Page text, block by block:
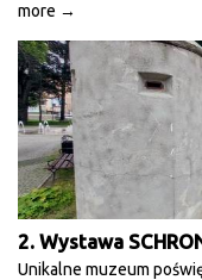
more →
2. Wystawa
Unikalne muzeum